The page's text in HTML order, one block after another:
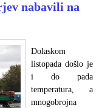
nabavili na
Dolaskom
listopada došlo je
i do pada
temperatura, a
mnogobrojna